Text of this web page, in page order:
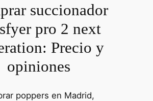
succionador
pro 2 next
Precio y
opiniones
poppers en Madrid,